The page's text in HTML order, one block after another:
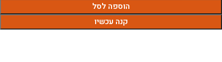
הוספה לסל
קנה עכשיו